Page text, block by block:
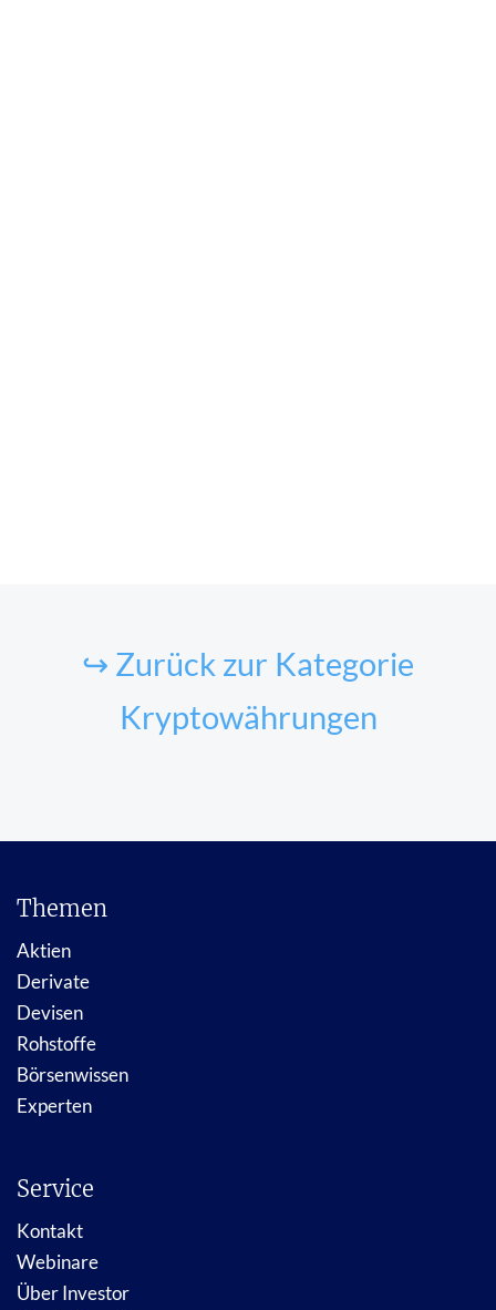
↪ Zurück zur Kategorie
Kryptowährungen
Themen
Aktien
Derivate
Devisen
Rohstoffe
Börsenwissen
Experten
Service
Kontakt
Webinare
Über Investor